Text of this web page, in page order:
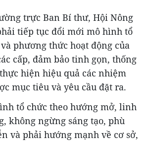
trực Ban Bí thư, Hội Nông
tiếp tục đổi mới mô hình tổ
phương thức hoạt động của
cấp, đảm bảo tinh gọn, thống
hiện hiệu quả các nhiệm
mục tiêu và yêu cầu đặt ra.
tổ chức theo hướng mở, linh
không ngừng sáng tạo, phù
và phải hướng mạnh về cơ sở,